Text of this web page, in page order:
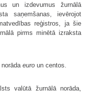
un izdevumus žurnālā
saņemšanas, ievērojot
reģistros, ja šie
pirms minētā izraksta
euro un centos.
valūtā žurnālā norāda,